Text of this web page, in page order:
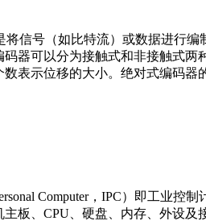
将信号（如比特流）或数据进行
码器可以分为接触式和非接触式
表示位移的大小。绝对式编码器
Computer，IPC）即工业
板、CPU、硬盘、内存、外设